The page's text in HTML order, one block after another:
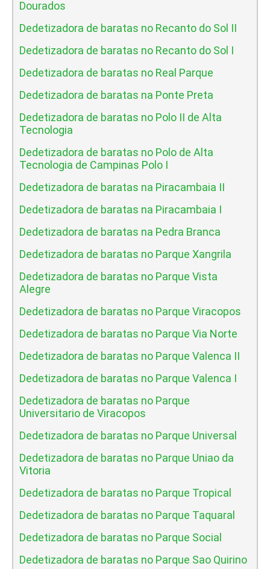
Dourados
Dedetizadora de baratas no Recanto do Sol II
Dedetizadora de baratas no Recanto do Sol I
Dedetizadora de baratas no Real Parque
Dedetizadora de baratas na Ponte Preta
Dedetizadora de baratas no Polo II de Alta
Tecnologia
Dedetizadora de baratas no Polo de Alta
Tecnologia de Campinas Polo I
Dedetizadora de baratas na Piracambaia II
Dedetizadora de baratas na Piracambaia I
Dedetizadora de baratas na Pedra Branca
Dedetizadora de baratas no Parque Xangrila
Dedetizadora de baratas no Parque Vista
Alegre
Dedetizadora de baratas no Parque Viracopos
Dedetizadora de baratas no Parque Via Norte
Dedetizadora de baratas no Parque Valenca II
Dedetizadora de baratas no Parque Valenca I
Dedetizadora de baratas no Parque
Universitario de Viracopos
Dedetizadora de baratas no Parque Universal
Dedetizadora de baratas no Parque Uniao da
Vitoria
Dedetizadora de baratas no Parque Tropical
Dedetizadora de baratas no Parque Taquaral
Dedetizadora de baratas no Parque Social
Dedetizadora de baratas no Parque Sao Quirino